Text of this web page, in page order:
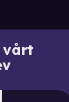
vårt